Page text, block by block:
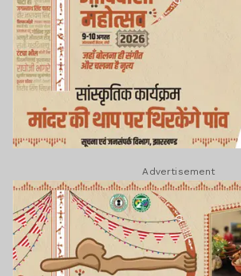
Advertisement